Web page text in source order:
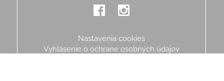
Nastavenia cookies
Vyhlásenie o ochrane osobných údajov